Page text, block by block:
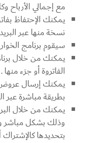
مع إجمالي الأرباح
نسخة منها عبر
سيقوم برنامج
يمكنك من خلال
الفاتروة أو جزء منها .
يمكنك إرسال
بطريقة مباشرة عبر
يمكنك من خلال
وذلك بشكل مباشر
بتحديدها كالإشتراك